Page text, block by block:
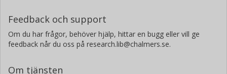
Feedback och support
Om du har frågor, behöver hjälp, hittar en bugg eller vill ge
feedback når du oss på research.lib@chalmers.se.
Om tjänsten